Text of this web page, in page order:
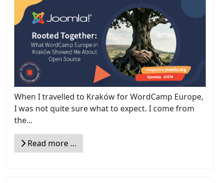
When I travelled to Kraków for WordCamp Europe,
I was not quite sure what to expect. I come from
the...
Read more …